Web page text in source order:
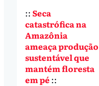
:: Seca
catastrófica na
Amazônia
ameaça produção
sustentável que
mantém floresta
em pé ::